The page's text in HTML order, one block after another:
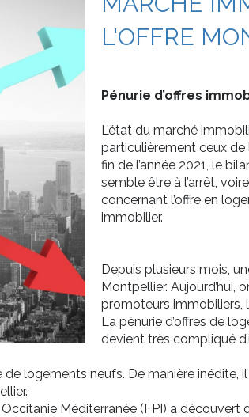
L'OFFRE
Pénurie d’offres
L’état du marché
particulièrement ceux
fin de l’année 2021, le
semble être à l’arrêt,
concernant l’offre en
immobilier.
Depuis plusieurs mois,
Montpellier. Aujourd’hui,
promoteurs immobiliers,
La pénurie d’offres de
devient très compliqué
logements neufs. De manière inédite,
Méditerranée (FPI) a